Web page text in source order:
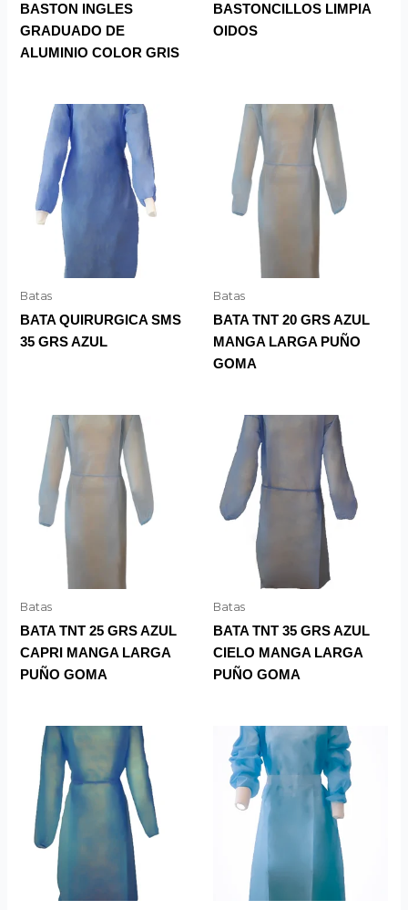
BASTON INGLES
GRADUADO DE
ALUMINIO COLOR GRIS
BASTONCILLOS LIMPIA
OIDOS
Batas
BATA QUIRURGICA SMS
35 GRS AZUL
Batas
BATA TNT 20 GRS AZUL
MANGA LARGA PUÑO
GOMA
Batas
BATA TNT 25 GRS AZUL
CAPRI MANGA LARGA
PUÑO GOMA
Batas
BATA TNT 35 GRS AZUL
CIELO MANGA LARGA
PUÑO GOMA